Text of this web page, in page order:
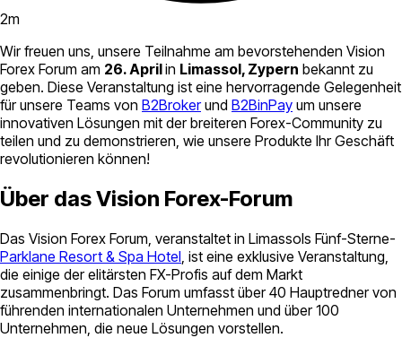
2m
Wir freuen uns, unsere Teilnahme am bevorstehenden Vision
Forex Forum am 26. Aprilin Limassol, Zypern bekannt zu
geben. Diese Veranstaltung ist eine hervorragende Gelegenheit
für unsere Teams von B2Brokerund B2BinPay um unsere
innovativen Lösungen mit der breiteren Forex-Community zu
teilen und zu demonstrieren, wie unsere Produkte Ihr Geschäft
revolutionieren können!
Über das Vision Forex-Forum
Das Vision Forex Forum, veranstaltet in Limassols Fünf-Sterne-
Parklane Resort & Spa Hotel , ist eine exklusive Veranstaltung,
die einige der elitärsten FX-Profis auf dem Markt
zusammenbringt. Das Forum umfasst über 40 Hauptredner von
führenden internationalen Unternehmen und über 100
Unternehmen, die neue Lösungen vorstellen.